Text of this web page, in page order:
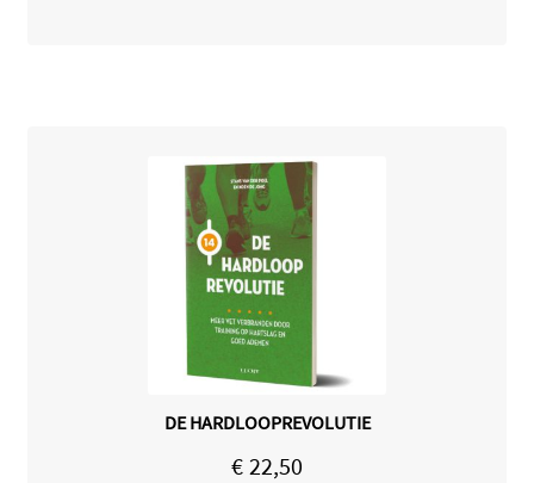
DE HARDLOOPREVOLUTIE
€ 22,50